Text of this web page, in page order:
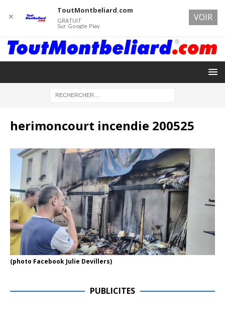
herimoncourt incendie 200525
(photo Facebook Julie Devillers)
PUBLICITES
✕
ToutMontbeliard.com
GRATUIT
Sur Google Play
VOIR